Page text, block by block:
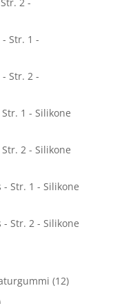
Str. 1 -
Str. 2 -
1 - Silikone
2 - Silikone
- Str. 1 - Silikone
- Str. 2 - Silikone
(12)